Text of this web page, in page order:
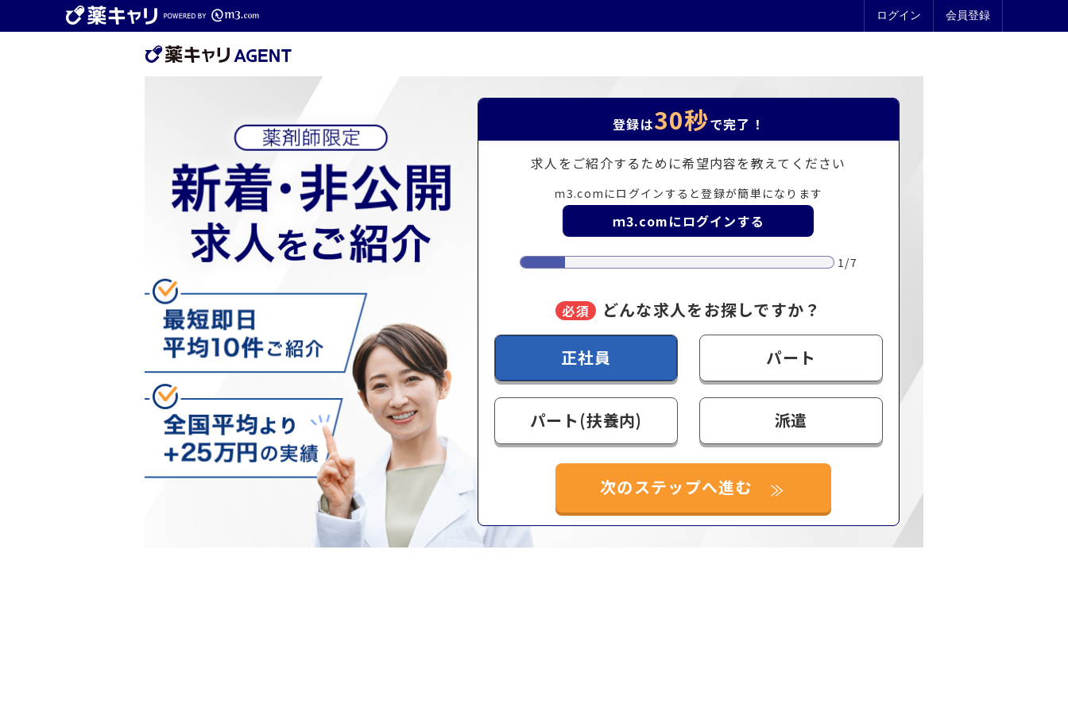
ログイン 会員登録
登録は30秒で完了！
求人をご紹介するために希望内容を教えてください
ｍ3.comにログインすると登録が簡単になります
ｍ3.comにログインする
1/7
必須 どんな求人をお探しですか？
正社員 パート
パート(扶養内) 派遣
次のステップへ進む